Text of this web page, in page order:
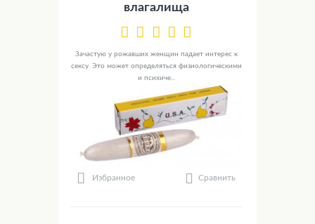
влагалища
Зачастую у рожавших женщин падает интерес к
сексу. Это может определяться физиологическими
и психиче...
Избранное Сравнить